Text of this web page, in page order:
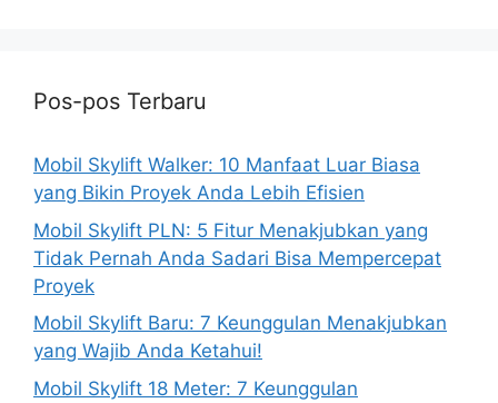
Pos-pos Terbaru
Mobil Skylift Walker: 10 Manfaat Luar Biasa
yang Bikin Proyek Anda Lebih Efisien
Mobil Skylift PLN: 5 Fitur Menakjubkan yang
Tidak Pernah Anda Sadari Bisa Mempercepat
Proyek
Mobil Skylift Baru: 7 Keunggulan Menakjubkan
yang Wajib Anda Ketahui!
Mobil Skylift 18 Meter: 7 Keunggulan